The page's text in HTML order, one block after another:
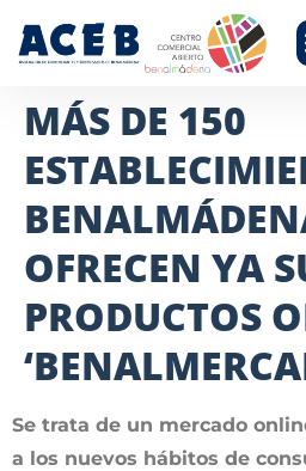
MÁS DE 150
OFRECEN YA
PRODUCTOS
Se trata de un mercado
a los nuevos hábitos de